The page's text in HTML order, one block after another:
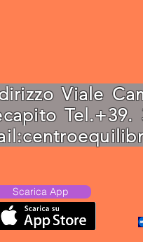
Viale
Scarica App